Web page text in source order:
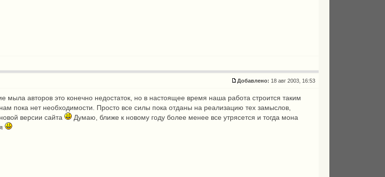
Добавлено: 18 авг 2003, 16:53
мыла авторов это конечно недостаток, но в настоящее время наша работа строится таким
пока нет необходимости. Просто все силы пока отданы на реализацию тех замыслов,
версии сайта
Думаю, ближе к новому году более менее все утрясется и тогда мона